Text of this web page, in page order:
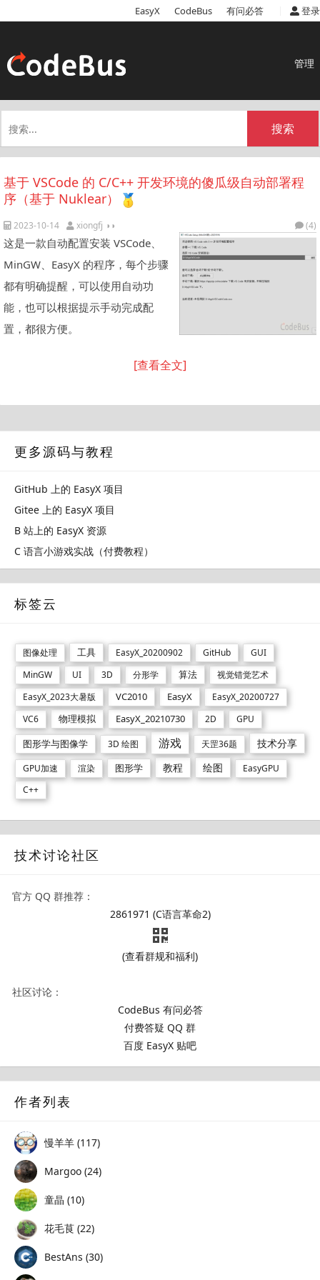
EasyX CodeBus 有问必答 登录
管理
基于 VSCode 的 C/C++ 开发环境的傻瓜级自动部署程
序（基于 Nuklear）
2023-10-14 xiongfj ◑◑ (4)
这是一款自动配置安装 VSCode、
MinGW、EasyX 的程序，每个步骤
都有明确提醒，可以使用自动功
能，也可以根据提示手动完成配
置，都很方便。
[查看全文]
搜索
更多源码与教程
GitHub 上的 EasyX 项目
Gitee 上的 EasyX 项目
B 站上的 EasyX 资源
C 语言小游戏实战（付费教程）
标签云
图像处理 工具 EasyX_20200902 GitHub
GUI
MinGW
UI 3D 分形学 算法
视觉错觉艺术
EasyX_2023大暑版
VC2010 EasyX
EasyX_20200727
VC6
物理模拟 EasyX_20210730 2D GPU
图形学与图像学 3D 绘图 游戏 天罡36题 技术分享
GPU加速 渲染 图形学 教程 绘图
EasyGPU
C++
技术讨论社区
官方 QQ 群推荐：
2861971 (C语言革命2)
(查看群规和福利)
社区讨论：
CodeBus 有问必答
付费答疑 QQ 群
百度 EasyX 贴吧
作者列表
慢羊羊 (117)
Margoo (24)
童晶 (10)
花毛茛 (22)
BestAns (30)